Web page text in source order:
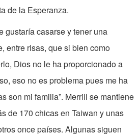
de la Esperanza.
gustaría casarse y tener una
entre risas, que si bien como
Dios no le ha proporcionado a
eso no es problema pues me ha
son mi familia”. Merrill se mantiene
de 170 chicas en Taiwan y unas
once países. Algunas siguen